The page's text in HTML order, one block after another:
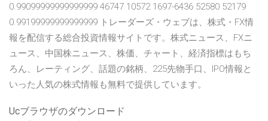
0.99099999999999999 46747 10572 1697-6436 52580 52179
0.99199999999999999 トレーダーズ・ウェブは、株式・FX情
報を配信する総合投資情報サイトです。株式ニュース、FXニ
ュース、中国株ニュース、株価、チャート、経済指標はもち
ろん、レーティング、話題の銘柄、225先物手口、IPO情報と
いった人気の株式情報も無料で提供しています。
Ucブラウザのダウンロード